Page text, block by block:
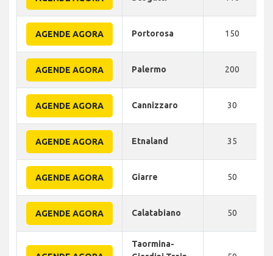
AGENDE AGORA Portorosa 150
AGENDE AGORA Palermo 200
AGENDE AGORA Cannizzaro 30
AGENDE AGORA Etnaland 35
AGENDE AGORA Giarre 50
AGENDE AGORA Calatabiano 50
Taormina-